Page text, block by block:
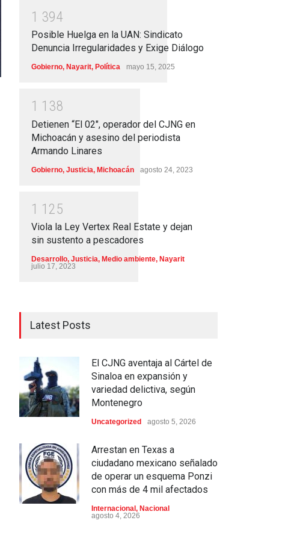
1 394
Posible Huelga en la UAN: Sindicato
Denuncia Irregularidades y Exige Diálogo
Gobierno, Nayarit, Política mayo 15, 2025
1 1 38
Detienen “El 02″, operador del CJNG en
Michoacán y asesino del periodista
Armando Linares
Gobierno, Justicia, Michoacán agosto 24, 2023
1 1 25
Viola la Ley Vertex Real Estate y dejan
sin sustento a pescadores
Desarrollo, Justicia, Medio ambiente, Nayarit
julio 17, 2023
Latest Posts
El CJNG aventaja al Cártel de
Sinaloa en expansión y
variedad delictiva, según
Montenegro
Uncategorized agosto 5, 2026
Arrestan en Texas a
ciudadano mexicano señalado
de operar un esquema Ponzi
con más de 4 mil afectados
Internacional , Nacional
agosto 4, 2026